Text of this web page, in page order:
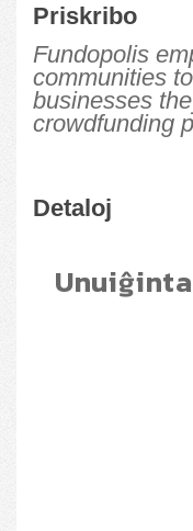
Priskribo
Fundopolis
communities
businesses
crowdfunding
Detaloj